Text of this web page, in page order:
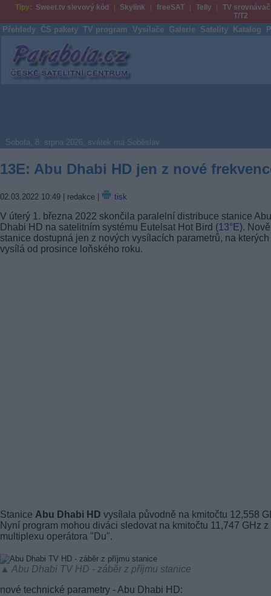
Tipy: Sweet.tv slevový kód Skylink freeSAT Telly
TV srovnávač
T/T2
Přehledy ČS pakety TV program Vysílače Galerie Satelity Katalog
Parabola.cz
Sobota, 8. srpna 2026, svátek má Soběslav
13E: Abu Dhabi HD jen z nové
02.03.2022 10:49 | redakce | tisk
V úterý 1. března 2022 skončila paralelní distribuce stanice Abu
Dhabi HD na satelitním systému Eutelsat Hot Bird (13°E).
stanice dostupná jen z nových vysílacích parametrů, na kterých
vysílá od prosince loňského roku.
Stanice Abu Dhabi HD vysílala původně na kmitočtu 12,558
Nyní program mohou diváci sledovat na kmitočtu 11,747 GHz z
multiplexu operátora "Du".
▲ Abu Dhabi TV HD - záběr z příjmu stanice
nové technické parametry - Abu Dhabi HD: